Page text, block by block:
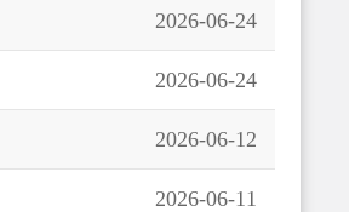
2026-06-24
2026-06-24
2026-06-12
2026-06-11